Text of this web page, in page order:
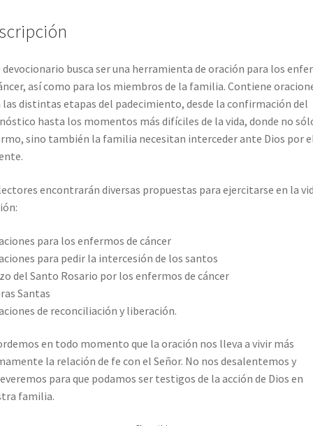
devocionario busca ser una herramienta de oración para los
así como para los miembros de la familia. Contiene
las distintas etapas del padecimiento, desde la confirmación del
hasta los momentos más difíciles de la vida, donde no
sino también la familia necesitan interceder ante Dios por
encontrarán diversas propuestas para ejercitarse en la
para los enfermos de cáncer
para pedir la intercesión de los santos
del Santo Rosario por los enfermos de cáncer
Santas
de reconciliación y liberación.
en todo momento que la oración nos lleva a vivir más
la relación de fe con el Señor. No nos desalentemos y
para que podamos ser testigos de la acción de Dios en
familia.